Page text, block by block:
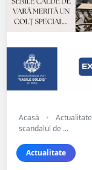
Acasă • Actualitate
scandalul de ...
Actualitate